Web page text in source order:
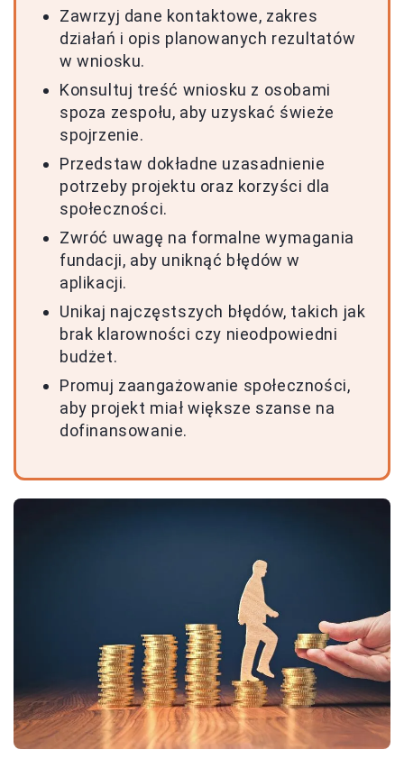
Zawrzyj dane kontaktowe, zakres
działań i opis planowanych rezultatów
w wniosku.
Konsultuj treść wniosku z osobami
spoza zespołu, aby uzyskać świeże
spojrzenie.
Przedstaw dokładne uzasadnienie
potrzeby projektu oraz korzyści dla
społeczności.
Zwróć uwagę na formalne wymagania
fundacji, aby uniknąć błędów w
aplikacji.
Unikaj najczęstszych błędów, takich jak
brak klarowności czy nieodpowiedni
budżet.
Promuj zaangażowanie społeczności,
aby projekt miał większe szanse na
dofinansowanie.